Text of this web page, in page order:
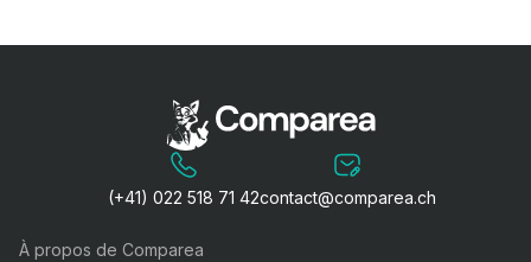
(+41) 022 518 71 42contact@comparea.ch
À propos de Comparea